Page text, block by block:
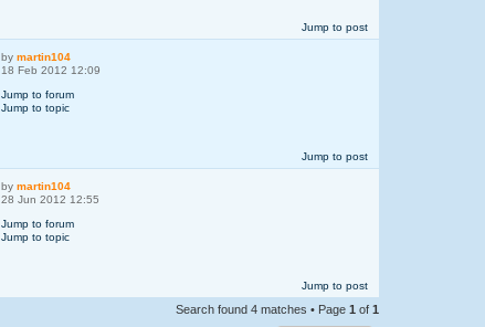
Jump to post
bymartin104
18 Feb 2012 12:09
Jump to forum
Jump to topic
Jump to post
bymartin104
28 Jun 2012 12:55
Jump to forum
Jump to topic
Jump to post
Search found 4 matches • Page 1 of 1